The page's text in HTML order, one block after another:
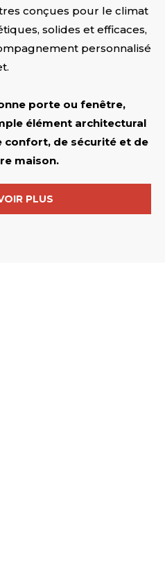
conçues pour le climat
solides et efficaces,
personnalisé
porte ou fenêtre,
élément architectural
confort, de sécurité et de
maison.
PLUS